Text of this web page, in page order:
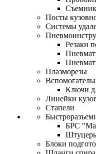
Посты
Системы
Резаки
Плазморезы
Ключи
Линейки
Стапели
БРС
Блоки